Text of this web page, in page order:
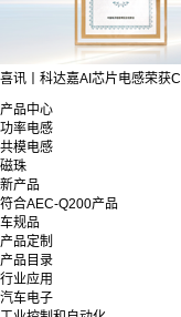
喜讯丨科达嘉AI芯片电感荣获
产品中心
功率电感
共模电感
磁珠
新产品
符合AEC-Q200产品
车规品
产品定制
产品目录
行业应用
汽车电子